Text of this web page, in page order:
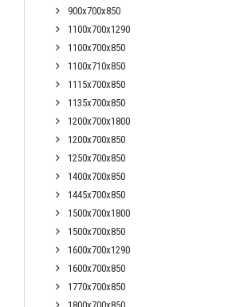
900х700х850
1100х700х1290
1100х700х850
1100х710х850
1115х700х850
1135х700х850
1200х700х1800
1200х700х850
1250х700х850
1400х700х850
1445х700х850
1500х700х1800
1500х700х850
1600х700х1290
1600х700х850
1770х700х850